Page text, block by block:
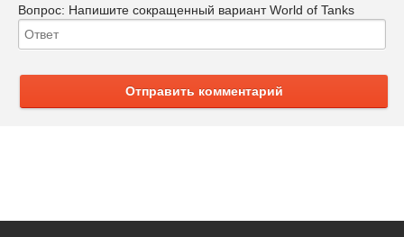
Вопрос: Напишите сокращенный вариант World of Tanks
Отправить комментарий